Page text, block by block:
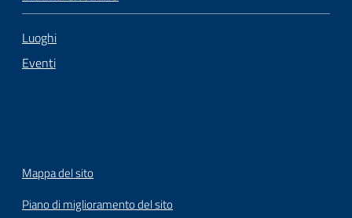
Luoghi
Eventi
Mappa del sito
Piano di miglioramento del sito